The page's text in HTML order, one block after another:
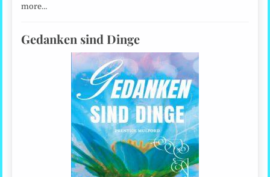
more…
Gedanken sind Dinge